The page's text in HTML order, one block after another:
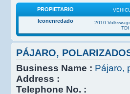
PROPIETARIO
leonenredado
2010
TDI
PÁJARO,
Business Name : Pájaro,
Address :
Telephone No. :